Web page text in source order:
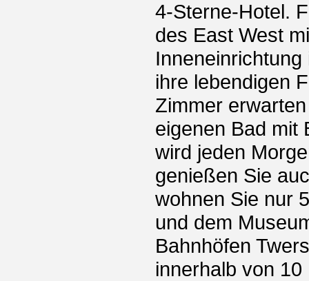
4-Sterne-Hotel.
des East West
ihre lebendigen
Zimmer
eigenen Bad mit
wird jeden
genießen Sie
wohnen Sie nur
und dem
Bahnhöfen
innerhalb von